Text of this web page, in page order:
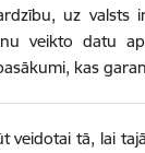
uz valsts
veikto datu
kas
veidotai tā, lai